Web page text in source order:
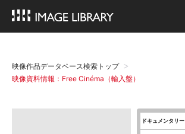
映像作品データベース検索トップ
映像資料情報：Free Cinéma（輸入盤）
ドキュメンタリー